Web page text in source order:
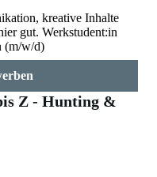
kreative Inhalte
gut. Werkstudent:in
(m/w/d)
Z - Hunting &